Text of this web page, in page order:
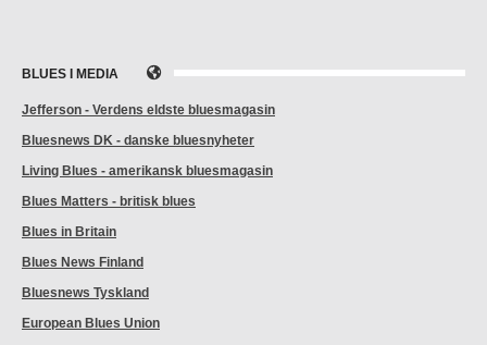
BLUES I MEDIA
Jefferson - Verdens eldste bluesmagasin
Bluesnews DK - danske bluesnyheter
Living Blues - amerikansk bluesmagasin
Blues Matters - britisk blues
Blues in Britain
Blues News Finland
Bluesnews Tyskland
European Blues Union